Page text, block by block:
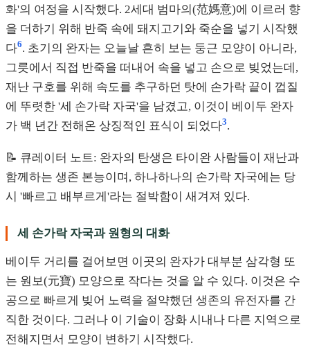
화'의 여정을 시작했다. 2세대 범마의(范媽意)에 이르러 향
을 더하기 위해 반죽 속에 돼지고기와 죽순을 넣기 시작했
다6. 초기의 완자는 오늘날 흔히 보는 둥근 모양이 아니라,
그릇에서 직접 반죽을 떠내어 속을 넣고 손으로 빚었는데,
재난 구호를 위해 속도를 추구하던 탓에 손가락 끝이 껍질
에 뚜렷한 '세 손가락 자국'을 남겼고, 이것이 베이두 완자
가 백 년간 전해온 상징적인 표식이 되었다3.
📝 큐레이터 노트: 완자의 탄생은 타이완 사람들이 재난과
함께하는 생존 본능이며, 하나하나의 손가락 자국에는 당
시 '빠르고 배부르게'라는 절박함이 새겨져 있다.
세 손가락 자국과 원형의 대화
베이두 거리를 걸어보면 이곳의 완자가 대부분 삼각형 또
는 원보(元寶) 모양으로 작다는 것을 알 수 있다. 이것은 수
공으로 빠르게 빚어 노력을 절약했던 생존의 유전자를 간
직한 것이다. 그러나 이 기술이 장화 시내나 다른 지역으로
전해지면서 모양이 변하기 시작했다.